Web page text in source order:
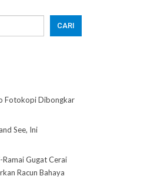
CARI
Fotokopi Dibongkar
See, Ini
Gugat Cerai
Racun Bahaya